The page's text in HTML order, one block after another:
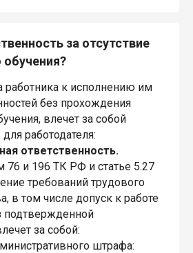
за отсутствие
работника к исполнению им
без прохождения
влечет за собой
работодателя:
ответственность.
76 и 196 ТК РФ и статье 5.27
требований трудового
в том числе допуск к работе
подтвержденной
за собой:
штрафа: